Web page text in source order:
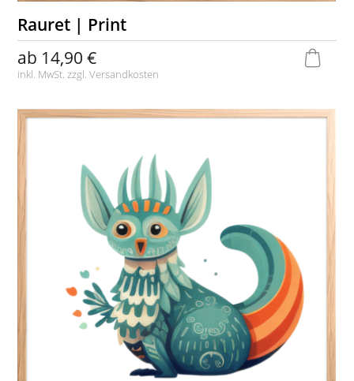
Rauret | Print
ab 14,90 €
inkl. MwSt. zzgl.Versandkosten